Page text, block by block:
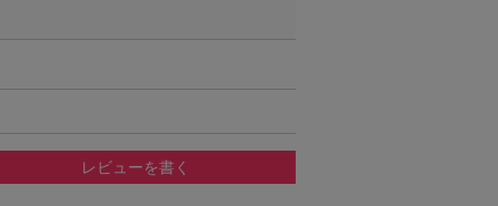
レビューを書く